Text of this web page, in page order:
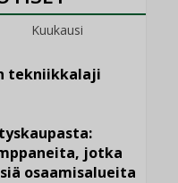
Kuukausi
tekniikkalaji
jotka
osaamisalueita